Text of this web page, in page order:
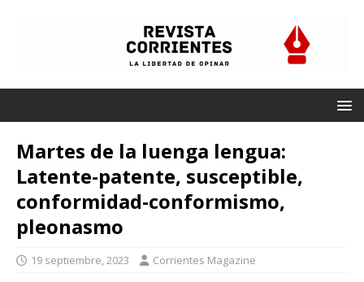
Martes de la luenga lengua:
Latente-patente, susceptible,
conformidad-conformismo,
pleonasmo
19 septiembre, 2023 Corrientes Magazine